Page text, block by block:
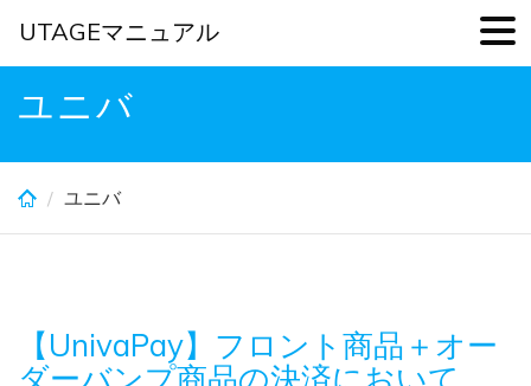
Skip
ユニバ
ユニバ
【UnivaPay】フロント商品＋オー
UTAGEマニュアル